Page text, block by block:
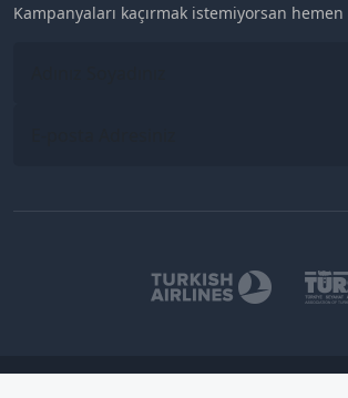
Kampanyaları kaçırmak istemiyorsan hemen